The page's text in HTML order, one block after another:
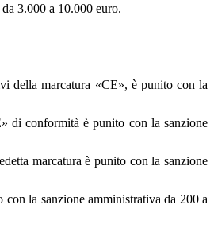
3.000 a 10.000 euro.
della marcatura «CE», è punito con la
di conformità è punito con la sanzione
marcatura è punito con la sanzione
la sanzione amministrativa da 200 a